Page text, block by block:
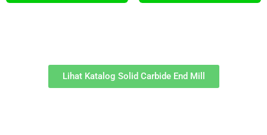
Lihat Katalog Solid Carbide End Mill